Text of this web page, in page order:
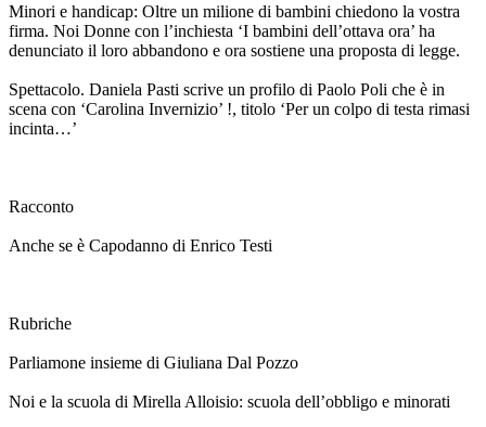
Minori e handicap: Oltre un milione di bambini chiedono la vostra
firma. Noi Donne con l’inchiesta ‘I bambini dell’ottava ora’ ha
denunciato il loro abbandono e ora sostiene una proposta di legge.
Spettacolo. Daniela Pasti scrive un profilo di Paolo Poli che è in
scena con ‘Carolina Invernizio’ !, titolo ‘Per un colpo di testa rimasi
incinta…’
Racconto
Anche se è Capodanno di Enrico Testi
Rubriche
Parliamone insieme di Giuliana Dal Pozzo
Noi e la scuola di Mirella Alloisio: scuola dell’obbligo e minorati